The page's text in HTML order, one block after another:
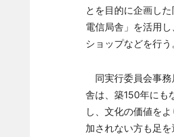
とを目的に企画し
電信局舎」を活用
ショップなどを行う
同実行委員会事務
舎は、築150年にも
し、文化の価値を
加されない方も足